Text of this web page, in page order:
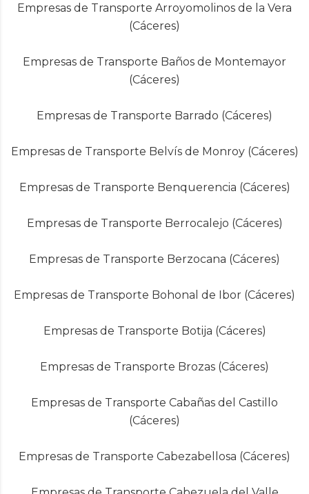
Empresas de Transporte Arroyomolinos de la Vera
(Cáceres)
Empresas de Transporte Baños de Montemayor
(Cáceres)
Empresas de Transporte Barrado (Cáceres)
Empresas de Transporte Belvís de Monroy (Cáceres)
Empresas de Transporte Benquerencia (Cáceres)
Empresas de Transporte Berrocalejo (Cáceres)
Empresas de Transporte Berzocana (Cáceres)
Empresas de Transporte Bohonal de Ibor (Cáceres)
Empresas de Transporte Botija (Cáceres)
Empresas de Transporte Brozas (Cáceres)
Empresas de Transporte Cabañas del Castillo
(Cáceres)
Empresas de Transporte Cabezabellosa (Cáceres)